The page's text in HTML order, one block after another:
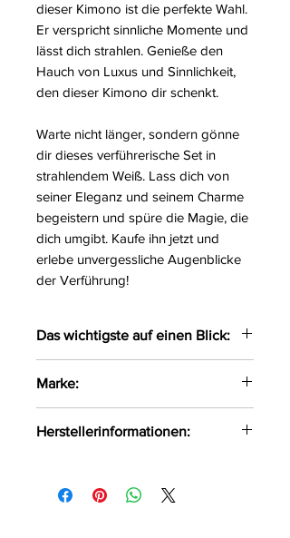
dieser Kimono ist die perfekte Wahl.
Er verspricht sinnliche Momente und
lässt dich strahlen. Genieße den
Hauch von Luxus und Sinnlichkeit,
den dieser Kimono dir schenkt.
Warte nicht länger, sondern gönne
dir dieses verführerische Set in
strahlendem Weiß. Lass dich von
seiner Eleganz und seinem Charme
begeistern und spüre die Magie, die
dich umgibt. Kaufe ihn jetzt und
erlebe unvergessliche Augenblicke
der Verführung!
Das wichtigste auf einen Blick:
Spitze an den Rändern sowie
am hinteren Hals versehen
Der Kimono wird um die
angenehmen auf der Haut
Marke:
Herstellerinformationen:
7 Wręczyca Wielka, Polen, 42-130